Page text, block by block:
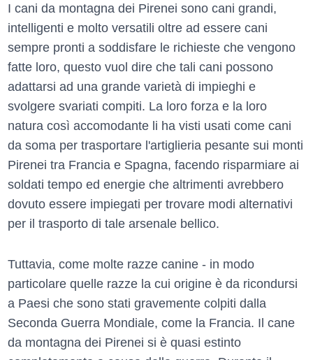
I cani da montagna dei Pirenei sono cani grandi,
intelligenti e molto versatili oltre ad essere cani
sempre pronti a soddisfare le richieste che vengono
fatte loro, questo vuol dire che tali cani possono
adattarsi ad una grande varietà di impieghi e
svolgere svariati compiti. La loro forza e la loro
natura così accomodante li ha visti usati come cani
da soma per trasportare l'artiglieria pesante sui monti
Pirenei tra Francia e Spagna, facendo risparmiare ai
soldati tempo ed energie che altrimenti avrebbero
dovuto essere impiegati per trovare modi alternativi
per il trasporto di tale arsenale bellico.
Tuttavia, come molte razze canine - in modo
particolare quelle razze la cui origine è da ricondursi
a Paesi che sono stati gravemente colpiti dalla
Seconda Guerra Mondiale, come la Francia. Il cane
da montagna dei Pirenei si è quasi estinto